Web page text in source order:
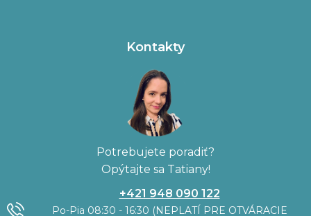
Kontakty
Potrebujete poradiť?
Opýtajte sa Tatiany!
+421 948 090 122
Po-Pia 08:30 - 16:30 (NEPLATÍ PRE OTVÁRACIE